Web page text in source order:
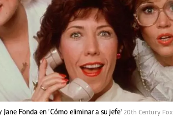
Fonda en 'Cómo eliminar a su jefe' 20th Century Fox